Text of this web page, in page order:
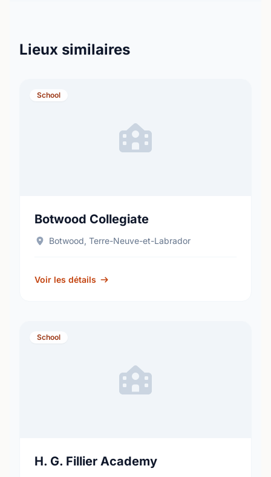
Lieux similaires
School
Botwood Collegiate
Botwood, Terre-Neuve-et-Labrador
Voir les détails
School
H. G. Fillier Academy